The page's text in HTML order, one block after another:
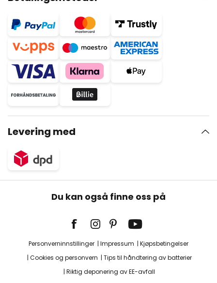
Levering med
Du kan også finne oss på
Personverninnstillinger Impressum
Kjøpsbetingelser
Cookies og personvern
Tips til håndtering av batterier
Riktig deponering av EE-avfall